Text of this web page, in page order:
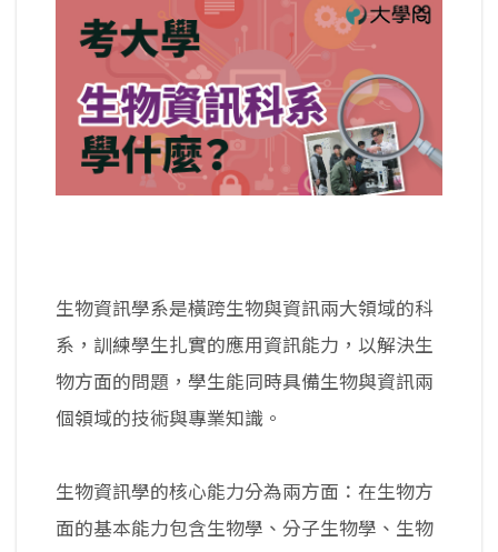
生物資訊學系是橫跨生物與資訊兩大領域的科
系，訓練學生扎實的應用資訊能力，以解決生
物方面的問題，學生能同時具備生物與資訊兩
個領域的技術與專業知識。
生物資訊學的核心能力分為兩方面：在生物方
面的基本能力包含生物學、分子生物學、生物